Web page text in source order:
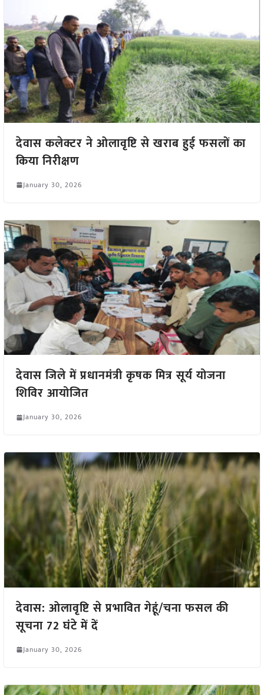
देवास कलेक्टर ने ओलावृष्टि से खराब हुई फसलों का
किया निरीक्षण
January 30, 2026
देवास जिले में प्रधानमंत्री कृषक मित्र सूर्य योजना
शिविर आयोजित
January 30, 2026
देवास: ओलावृष्टि से प्रभावित गेहूं/चना फसल की
सूचना 72 घंटे में दें
January 30, 2026